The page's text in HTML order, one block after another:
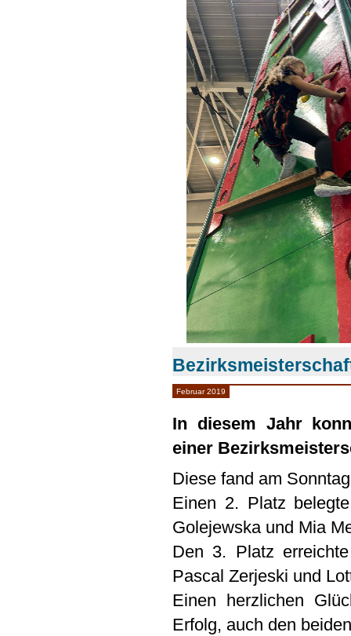
Februar 2019
In diesem Jahr
einer
Diese fand am
Einen 2. Platz
Golejewska und Mia
Den 3. Platz
Pascal Zerjeski und
Einen herzlichen
Erfolg, auch den